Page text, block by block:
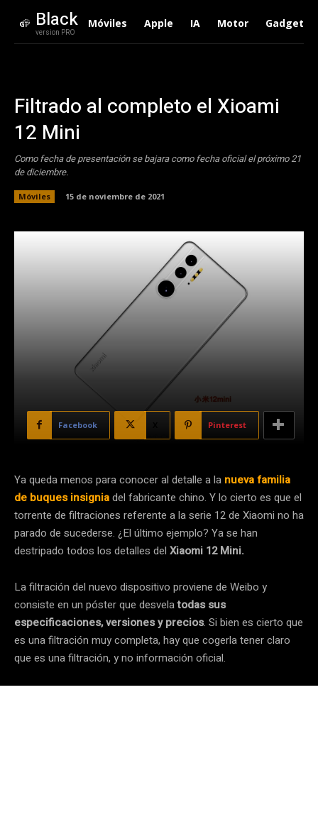
Black
version PRO
Móviles Apple IA Motor Gadgets
Filtrado al completo el Xioami
12 Mini
Como fecha de presentación se bajara como fecha oficial el próximo 21
de diciembre.
Móviles 15 de noviembre de 2021
Facebook Pinterest
Ya queda menos para conocer al detalle a la nueva familia
de buques insigniadel fabricante chino. Y lo cierto es que el
torrente de filtraciones referente a la serie 12 de Xiaomi no ha
parado de sucederse. ¿El último ejemplo? Ya se han
destripado todos los detalles del Xiaomi 12 Mini.
La filtración del nuevo dispositivo proviene de Weibo y
consiste en un póster que desvelatodas sus
especificaciones, versiones y precios. Si bien es cierto que
es una filtración muy completa, hay que cogerla tener claro
que es una filtración, y no información oficial.